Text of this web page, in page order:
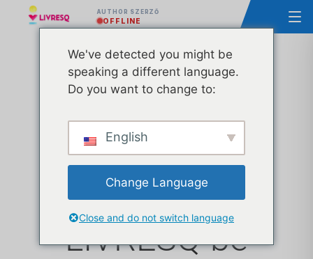
AUTHOR SZERZŐ
OFFLINE
Az Ascendia
integrálja az
OpenAI
technológiát az
LIVRESQ-be
We've detected you might be
speaking a different language.
Do you want to change to:
English
Change Language
Close and do not switch language